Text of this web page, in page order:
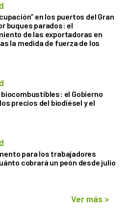
en los puertos del Gran
buques parados: el
de las exportadoras en
la medida de fuerza de los
biocombustibles: el Gobierno
precios del biodiésel y el
para los trabajadores
cobrará un peón desde julio
Ver más >